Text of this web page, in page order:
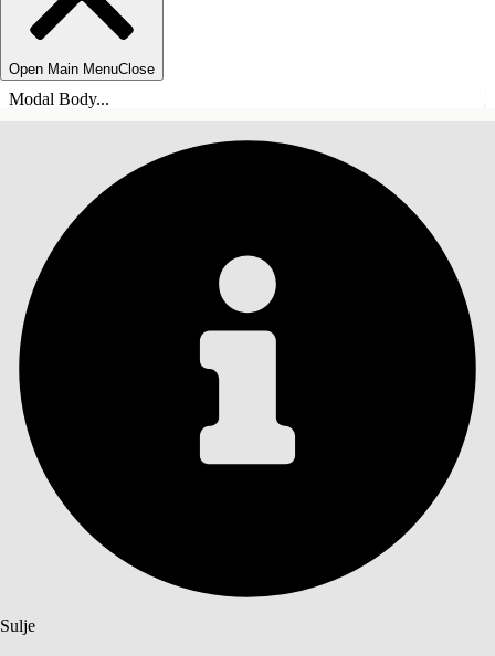
Open Main MenuClose
Modal Body...
Sulje
SISÄLLYSLUETTELO